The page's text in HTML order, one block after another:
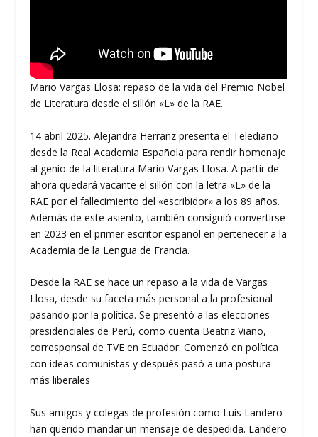
Mario Vargas Llosa: repaso de la vida del Premio Nobel
de Literatura desde el sillón «L» de la RAE.
14 abril 2025. Alejandra Herranz presenta el Telediario
desde la Real Academia Española para rendir homenaje
al genio de la literatura Mario Vargas Llosa. A partir de
ahora quedará vacante el sillón con la letra «L» de la
RAE por el fallecimiento del «escribidor» a los 89 años.
Además de este asiento, también consiguió convertirse
en 2023 en el primer escritor español en pertenecer a la
Academia de la Lengua de Francia.
Desde la RAE se hace un repaso a la vida de Vargas
Llosa, desde su faceta más personal a la profesional
pasando por la política. Se presentó a las elecciones
presidenciales de Perú, como cuenta Beatriz Viaño,
corresponsal de TVE en Ecuador. Comenzó en política
con ideas comunistas y después pasó a una postura
más liberales
Sus amigos y colegas de profesión como Luis Landero
han querido mandar un mensaje de despedida. Landero